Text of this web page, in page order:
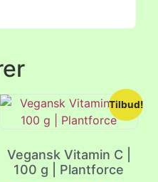
Tilbud!
Vegansk Vitamin C |
100 g | Plantforce